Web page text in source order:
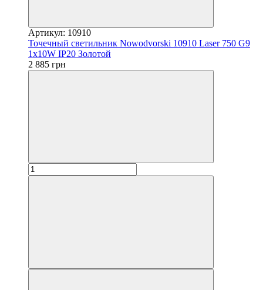
Артикул: 10910
Точечный светильник Nowodvorski 10910 Laser 750 G9
1x10W IP20 Золотой
2 885 грн